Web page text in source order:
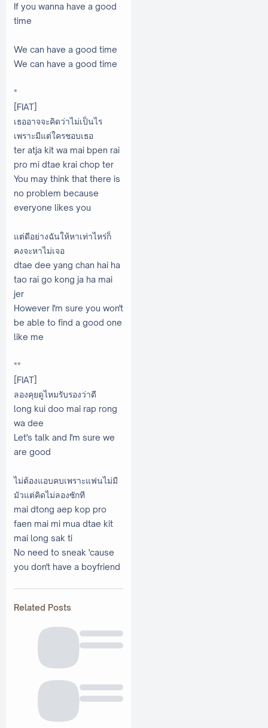
If you wanna have a good
time
We can have a good time
We can have a good time
*
[FIAT]
เธออาจจะคิดว่าไม่เป็นไร
เพราะมีแต่ใครชอบเธอ
ter atja kit wa mai bpen rai
pro mi dtae krai chop ter
You may think that there is
no problem because
everyone likes you
แต่ดีอย่างฉันให้หาเท่าไหร่ก็
คงจะหาไม่เจอ
dtae dee yang chan hai ha
tao rai go kong ja ha mai
jer
However I'm sure you won't
be able to find a good one
like me
**
[FIAT]
ลองคุยดูไหมรับรองว่าดี
long kui doo mai rap rong
wa dee
Let's talk and I'm sure we
are good
ไม่ต้องแอบคบเพราะแฟนไม่มี
มัวแต่คิดไม่ลองซักที
mai dtong aep kop pro
faen mai mi mua dtae kit
mai long sak ti
No need to sneak 'cause
you don't have a boyfriend
Related Posts